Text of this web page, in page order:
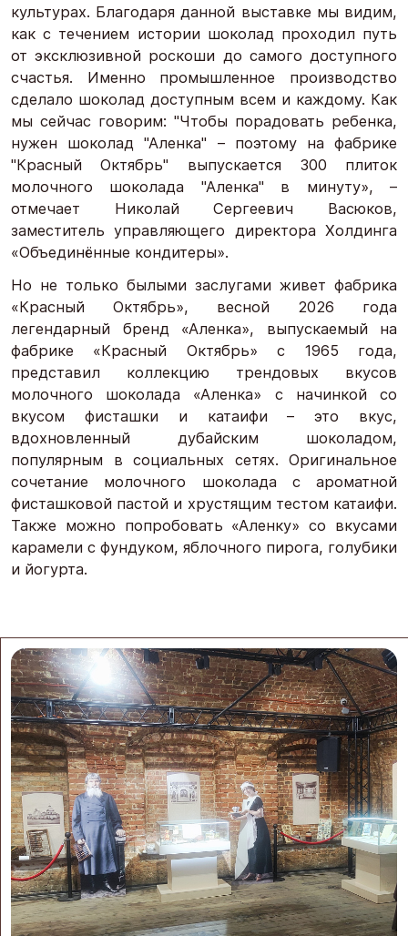
культурах. Благодаря данной выставке мы видим,
как с течением истории шоколад проходил путь
от эксклюзивной роскоши до самого доступного
счастья. Именно промышленное производство
сделало шоколад доступным всем и каждому. Как
мы сейчас говорим: "Чтобы порадовать ребенка,
нужен шоколад "Аленка" – поэтому на фабрике
"Красный Октябрь" выпускается 300 плиток
молочного шоколада "Аленка" в минуту», –
отмечает Николай Сергеевич Васюков,
заместитель управляющего директора Холдинга
«Объединённые кондитеры».
Но не только былыми заслугами живет фабрика
«Красный Октябрь», весной 2026 года
легендарный бренд «Аленка», выпускаемый на
фабрике «Красный Октябрь» с 1965 года,
представил коллекцию трендовых вкусов
молочного шоколада «Аленка» с начинкой со
вкусом фисташки и катаифи – это вкус,
вдохновленный дубайским шоколадом,
популярным в социальных сетях. Оригинальное
сочетание молочного шоколада с ароматной
фисташковой пастой и хрустящим тестом катаифи.
Также можно попробовать «Аленку» со вкусами
карамели с фундуком, яблочного пирога, голубики
и йогурта.